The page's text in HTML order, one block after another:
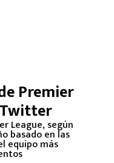
Premier
League, según
basado en las
equipo más